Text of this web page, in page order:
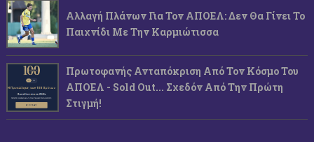
Αλλαγή Πλάνων Για Τον ΑΠΟΕΛ: Δεν Θα Γίνει Το
Παιχνίδι Με Την Καρμιώτισσα
Πρωτοφανής Ανταπόκριση Από Τον Κόσμο Του
ΑΠΟΕΛ - Sold Out... Σχεδόν Από Την Πρώτη
Στιγμή!